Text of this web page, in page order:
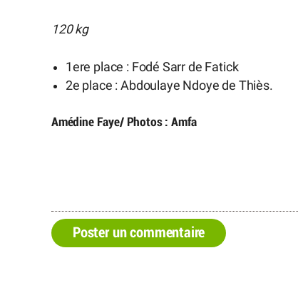
120 kg
1ere place : Fodé Sarr de Fatick
2e place : Abdoulaye Ndoye de Thiès.
Amédine Faye/ Photos : Amfa
Poster un commentaire